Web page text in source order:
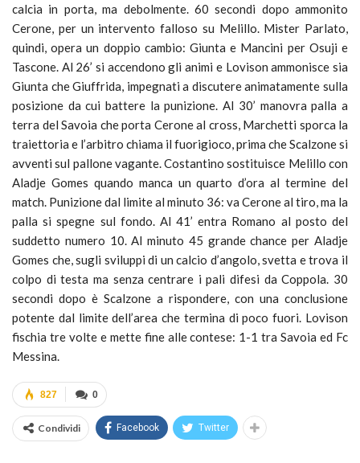
calcia in porta, ma debolmente. 60 secondi dopo ammonito
Cerone, per un intervento falloso su Melillo. Mister Parlato,
quindi, opera un doppio cambio: Giunta e Mancini per Osuji e
Tascone. Al 26’ si accendono gli animi e Lovison ammonisce sia
Giunta che Giuffrida, impegnati a discutere animatamente sulla
posizione da cui battere la punizione. Al 30’ manovra palla a
terra del Savoia che porta Cerone al cross, Marchetti sporca la
traiettoria e l’arbitro chiama il fuorigioco, prima che Scalzone si
avventi sul pallone vagante. Costantino sostituisce Melillo con
Aladje Gomes quando manca un quarto d’ora al termine del
match. Punizione dal limite al minuto 36: va Cerone al tiro, ma la
palla si spegne sul fondo. Al 41’ entra Romano al posto del
suddetto numero 10. Al minuto 45 grande chance per Aladje
Gomes che, sugli sviluppi di un calcio d’angolo, svetta e trova il
colpo di testa ma senza centrare i pali difesi da Coppola. 30
secondi dopo è Scalzone a rispondere, con una conclusione
potente dal limite dell’area che termina di poco fuori. Lovison
fischia tre volte e mette fine alle contese: 1-1 tra Savoia ed Fc
Messina.
0
827
Condividi Facebook Twitter